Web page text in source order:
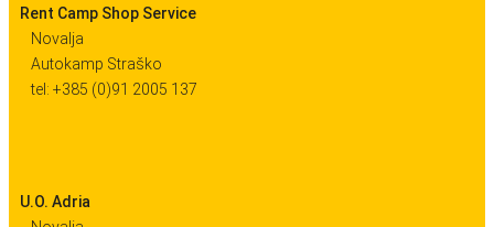
Rent Camp Shop Service
Novalja
Autokamp Straško
tel: +385 (0)91 2005 137
U.O. Adria